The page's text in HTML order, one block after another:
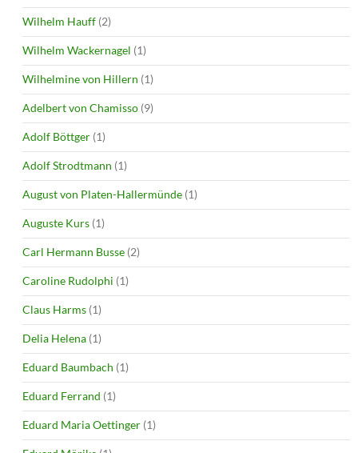
Wilhelm Hauff (2)
Wilhelm Wackernagel (1)
Wilhelmine von Hillern (1)
Adelbert von Chamisso (9)
Adolf Böttger (1)
Adolf Strodtmann (1)
August von Platen-Hallermünde (1)
Auguste Kurs (1)
Carl Hermann Busse (2)
Caroline Rudolphi (1)
Claus Harms (1)
Delia Helena (1)
Eduard Baumbach (1)
Eduard Ferrand (1)
Eduard Maria Oettinger (1)